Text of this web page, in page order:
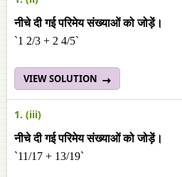
नीचे दी गई परिमेय संख्याओं को जोड़ें।
`1 2/3 + 2 4/5`
VIEW SOLUTION
1. (iii)
नीचे दी गई परिमेय संख्याओं को जोड़ें।
`11/17 + 13/19`